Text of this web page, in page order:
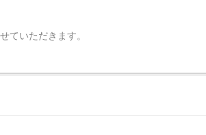
ていただきます。